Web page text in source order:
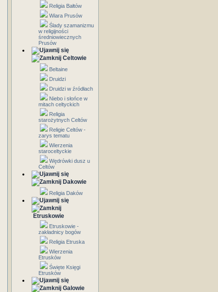
Religia Bałtów
Wiara Prusów
Ślady szamanizmu
w religijności
średniowiecznych
Prusów
Celtowie
Beltaine
Druidzi
Druidzi w źródłach
Niebo i słońce w
mitach celtyckich
Religia
starożytnych Celtów
Religie Celtów -
zarys tematu
Wierzenia
staroceltyckie
Wędrówki dusz u
Celtów
Dakowie
Religia Daków
Etruskowie
Etruskowie -
zakładnicy bogów
Religia Etruska
Wierzenia
Etrusków
Święte Księgi
Etrusków
Galowie